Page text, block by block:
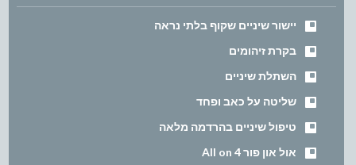
יישור שיניים שקוף בלתי נראה
בקרת זיהומים
השתלת שיניים
שליטה על כאב ופחד
טיפול שיניים בהרדמה מלאה
אול און פור All on 4